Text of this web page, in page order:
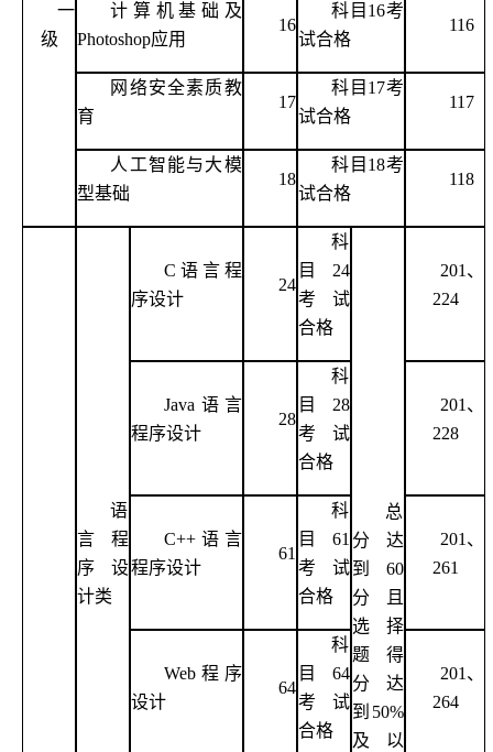
一
级
计算机基础及
Photoshop应用
16
科目 16考
试合格
116
网络安全素质教
育
17
科目 17考
试合格
117
人工智能与大模
型基础
18
科目 18考
试合格
118
语
言程
序设
计类
C语言程
序设计
24
科
目 24
考试
合格
总
分达
到 60
分且
选择
题得
分达
到50%
及以
201、
224
Java语言
程序设计
28
科
目 28
考试
合格
201、
228
C++语言
程序设计
61
科
目 61
考试
合格
201、
261
Web程序
设计
64
科
目 64
考试
合格
201、
264